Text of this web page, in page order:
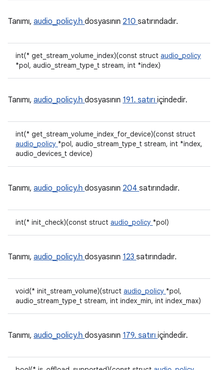
Tanımı, audio_policy.h dosyasının 210 satırındadır.
int(* get_stream_volume_index)(const struct audio_policy
*pol, audio_stream_type_t stream, int *index)
Tanımı, audio_policy.h dosyasının 191. satırı içindedir.
int(* get_stream_volume_index_for_device)(const struct
audio_policy *pol, audio_stream_type_t stream, int *index,
audio_devices_t device)
Tanımı, audio_policy.h dosyasının 204 satırındadır.
int(* init_check)(const struct audio_policy *pol)
Tanımı, audio_policy.h dosyasının 123 satırındadır.
void(* init_stream_volume)(struct audio_policy *pol,
audio_stream_type_t stream, int index_min, int index_max)
Tanımı, audio_policy.h dosyasının 179. satırı içindedir.